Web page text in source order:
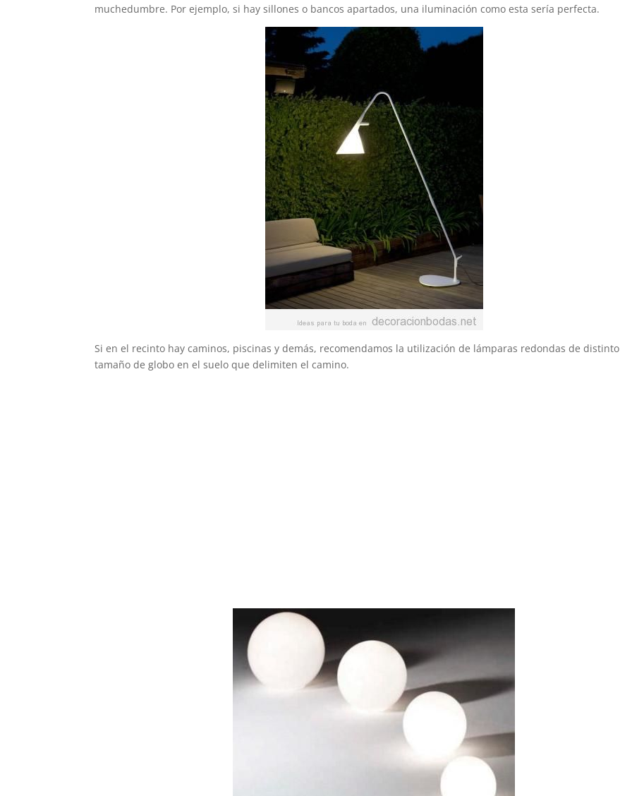
muchedumbre. Por ejemplo, si hay sillones o bancos apartados, una iluminación como esta sería perfecta.
Si en el recinto hay caminos, piscinas y demás, recomendamos la utilización de lámparas redondas de distinto
tamaño de globo en el suelo que delimiten el camino.